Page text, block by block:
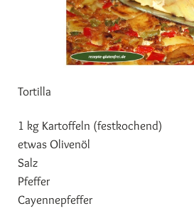
Tortilla
1 kg Kartoffeln (festkochend)
etwas Olivenöl
Salz
Pfeffer
Cayennepfeffer